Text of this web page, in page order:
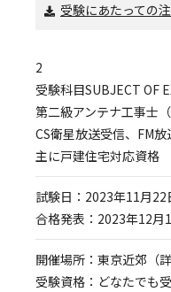
受験にあたっての
2
受験科目SUBJECT OF
第二級アンテナ工事士
CS衛星放送受信、FM放
主に戸建住宅対応資格
試験日：2023年11月22
合格発表：2023年12月
開催場所：東京近郊（
受験資格：どなたでも